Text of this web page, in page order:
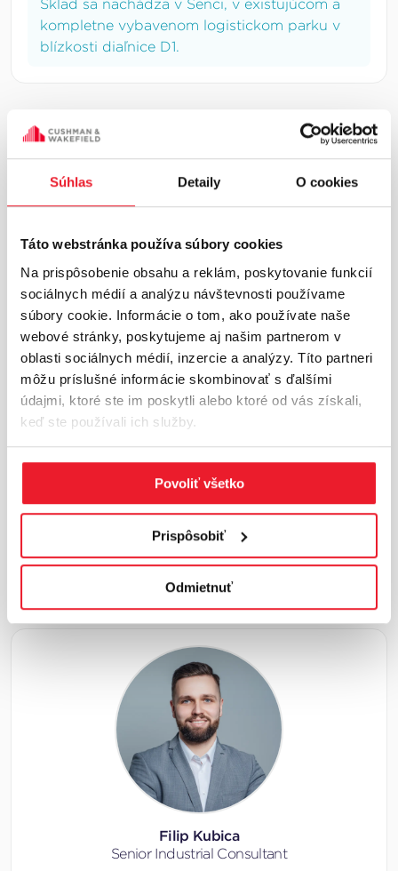
Súhlas Detaily O cookies
Táto webstránka používa súbory cookies
Na prispôsobenie obsahu a reklám, poskytovanie funkcií
sociálnych médií a analýzu návštevnosti používame
súbory cookie. Informácie o tom, ako používate naše
webové stránky, poskytujeme aj našim partnerom v
oblasti sociálnych médií, inzercie a analýzy. Títo partneri
môžu príslušné informácie skombinovať s ďalšími
údajmi, ktoré ste im poskytli alebo ktoré od vás získali,
keď ste používali ich služby.
Povoliť všetko
Prispôsobiť
Odmietnuť
kompletne vybavenom logistickom parku v
blízkosti diaľnice D1.
INFORMÁCIE O LOKALITE
Trnava a okolie
Trnavský región patrí medzi kľúčové industriálne
orientáciou na výrobu a logistiku. Nachádza sa
na strategickom ťahu medzi Bratislavou a Nitrou
s priamym napojením na diaľnicu D1.Oblasti ako
Trnava, Sereď a Vod... Viac o lokalite
Základné trhové ukazovatele
Celková plocha: 1 118 500 m²
Miera neobsadenosti: 5,70 %
V procese výstavby: 88 400 m²
Základné nájomné: 5,10 €
Filip Kubica
Senior Industrial Consultant